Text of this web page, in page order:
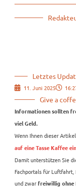
Letztes
11. Juni 2025
Give a
Informationen sollten
viel Geld.
Wenn Ihnen dieser
auf eine Tasse Kaffee
Damit unterstützen Sie
Fachportals für Luftfahrt,
und zwar freiwillig ohne